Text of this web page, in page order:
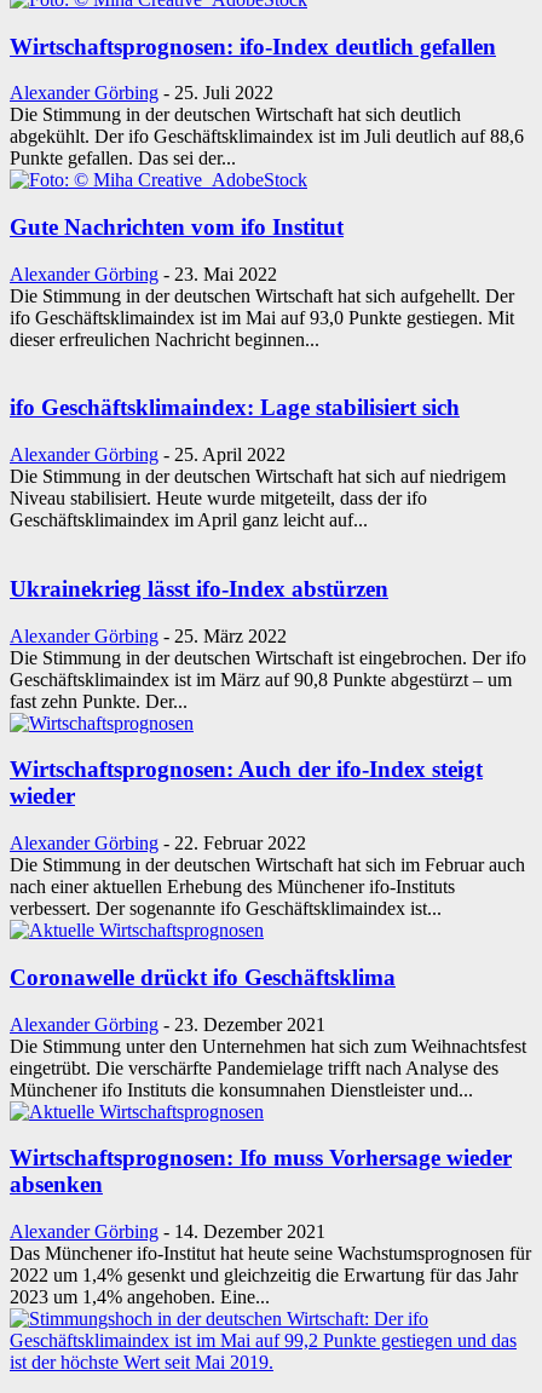
Wirtschaftsprognosen: ifo-Index deutlich gefallen
Alexander Görbing - 25. Juli 2022
Die Stimmung in der deutschen Wirtschaft hat sich deutlich
abgekühlt. Der ifo Geschäftsklimaindex ist im Juli deutlich auf 88,6
Punkte gefallen. Das sei der...
Gute Nachrichten vom ifo Institut
Alexander Görbing - 23. Mai 2022
Die Stimmung in der deutschen Wirtschaft hat sich aufgehellt. Der
ifo Geschäftsklimaindex ist im Mai auf 93,0 Punkte gestiegen. Mit
dieser erfreulichen Nachricht beginnen...
ifo Geschäftsklimaindex: Lage stabilisiert sich
Alexander Görbing - 25. April 2022
Die Stimmung in der deutschen Wirtschaft hat sich auf niedrigem
Niveau stabilisiert. Heute wurde mitgeteilt, dass der ifo
Geschäftsklimaindex im April ganz leicht auf...
Ukrainekrieg lässt ifo-Index abstürzen
Alexander Görbing - 25. März 2022
Die Stimmung in der deutschen Wirtschaft ist eingebrochen. Der ifo
Geschäftsklimaindex ist im März auf 90,8 Punkte abgestürzt – um
fast zehn Punkte. Der...
Wirtschaftsprognosen: Auch der ifo-Index steigt
wieder
Alexander Görbing - 22. Februar 2022
Die Stimmung in der deutschen Wirtschaft hat sich im Februar auch
nach einer aktuellen Erhebung des Münchener ifo-Instituts
verbessert. Der sogenannte ifo Geschäftsklimaindex ist...
Coronawelle drückt ifo Geschäftsklima
Alexander Görbing - 23. Dezember 2021
Die Stimmung unter den Unternehmen hat sich zum Weihnachtsfest
eingetrübt. Die verschärfte Pandemielage trifft nach Analyse des
Münchener ifo Instituts die konsumnahen Dienstleister und...
Wirtschaftsprognosen: Ifo muss Vorhersage wieder
absenken
Alexander Görbing - 14. Dezember 2021
Das Münchener ifo-Institut hat heute seine Wachstumsprognosen für
2022 um 1,4% gesenkt und gleichzeitig die Erwartung für das Jahr
2023 um 1,4% angehoben. Eine...